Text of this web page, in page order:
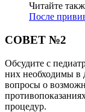
Читайте
После
СОВЕТ №2
Обсудите с
них необходимы в
вопросы о
процедур.